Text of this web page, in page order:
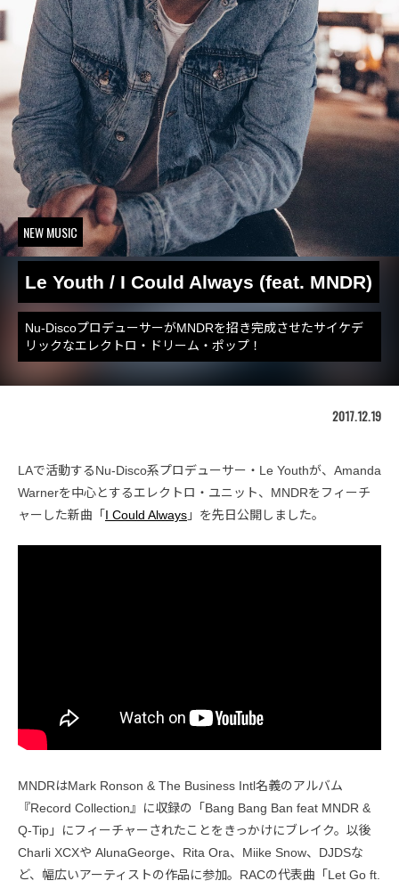
NEW MUSIC
Le Youth / I Could Always (feat. MNDR)
Nu-DiscoプロデューサーがMNDRを招き完成させたサイケデ
リックなエレクトロ・ドリーム・ポップ！
2017.12.19
LAで活動するNu-Disco系プロデューサー・Le Youthが、Amanda
Warnerを中心とするエレクトロ・ユニット、MNDRをフィーチ
ャーした新曲「 I Could Always 」を先日公開しました。
MNDRはMark Ronson & The Business Intl名義のアルバム
『Record Collection』に収録の「Bang Bang Ban feat MNDR &
Q-Tip」にフィーチャーされたことをきっかけにブレイク。以後
Charli XCXや AlunaGeorge、Rita Ora、Miike Snow、DJDSな
ど、幅広いアーティストの作品に参加。RACの代表曲「Let Go ft.